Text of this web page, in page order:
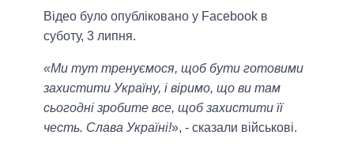
Відео було опубліковано у Facebook в
суботу, 3 липня.
«Ми тут тренуємося, щоб бути готовими
захистити Україну, і віримо, що ви там
сьогодні зробите все, щоб захистити її
честь. Слава Україні!», - сказали військові.